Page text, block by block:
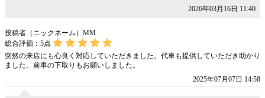
2026年03月16日 11:40
投稿者（ニックネーム）MM
総合評価： 5点
突然の来店にも心良く対応していただきました。代車も提供していただき助かり
ました。前車の下取りもお願いしました。
2025年07月07日 14:58